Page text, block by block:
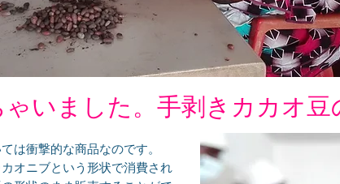
いました。 手剥きカカオ豆
は衝撃的な商品なのです。
オニブという形状で消費され